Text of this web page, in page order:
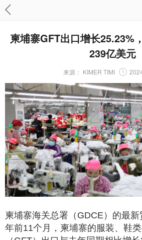
柬埔寨GFT出口增长25.23%
239亿美元
来源： KIMER TIMI
柬埔寨海关总署（GDCE）的最
年前11个月，柬埔寨的服装、鞋